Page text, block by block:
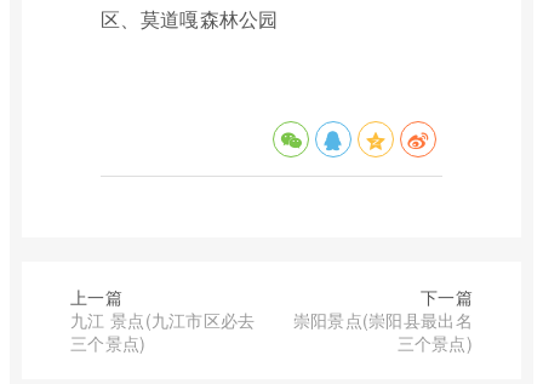
区、莫道嘎森林公园
上一篇
九江 景点(九江市区必去
三个景点)
下一篇
崇阳景点(崇阳县最出名
三个景点)